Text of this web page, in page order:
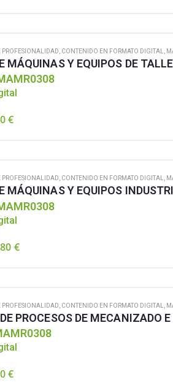
PROFESIONALIDAD CONTENIDO EN FORMATO DIGITAL
MÁQUINAS Y EQUIPOS DE
€
PROFESIONALIDAD CONTENIDO EN FORMATO DIGITAL
MÁQUINAS Y EQUIPOS
€
PROFESIONALIDAD CONTENIDO EN FORMATO DIGITAL
PROCESOS DE MECANIZADO
€